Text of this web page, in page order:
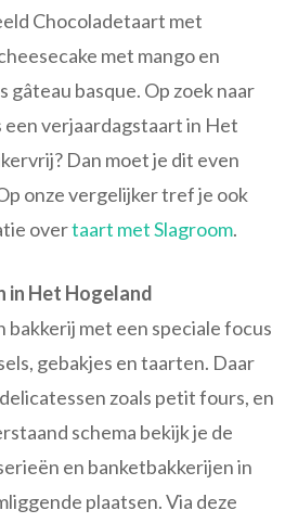
Chocoladetaart met
met mango en
gâteau basque. Op zoek naar
een verjaardagstaart in Het
Dan moet je dit even
onze vergelijker tref je ook
overtaart met Slagroom.
in Het Hogeland
bakkerij met een speciale focus
gebakjes en taarten. Daar
zoals petit fours, en
schema bekijk je de
en banketbakkerijen in
plaatsen. Via deze